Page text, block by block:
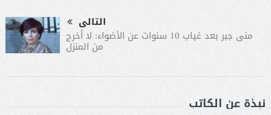
التالى
منى جبر بعد غياب 10 سنوات عن الأضواء: لا أخرج
من المنزل
نبذة عن الكاتب